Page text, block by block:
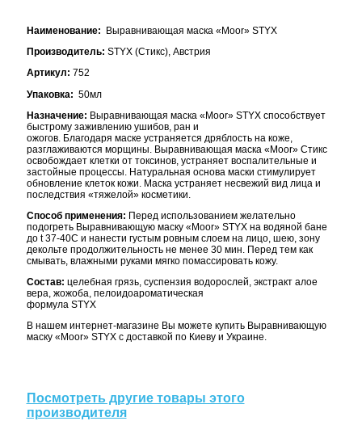
Наименование:
Выравнивающая маска «Moor» STYX
Производитель: STYX (Стикс), Австрия
Артикул: 752
Упаковка: 50мл
Назначение: Выравнивающая маска «Moor» STYX способствует
быстрому заживлению ушибов, ран и
ожогов. Благодаря маске устраняется дряблость на коже,
разглаживаются морщины. Выравнивающая маска «Moor» Стикс
освобождает клетки от токсинов, устраняет воспалительные и
застойные процессы. Натуральная основа маски стимулирует
обновление клеток кожи. Маска устраняет несвежий вид лица и
последствия «тяжелой» косметики.
Способ применения: Перед использованием желательно
подогреть Выравнивающую маску «Moor» STYX на водяной бане
до t 37-40С и нанести густым ровным слоем на лицо, шею, зону
декольте продолжительность не менее 30 мин. Перед тем как
смывать, влажными руками мягко помассировать кожу.
Состав: целебная грязь, суспензия водорослей, экстракт алое
вера, жожоба, пелоидоароматическая
формула STYX
В нашем интернет-магазине Вы можете купить Выравнивающую
маску «Moor» STYX с доставкой по Киеву и Украине.
Посмотреть другие товары этого
производителя